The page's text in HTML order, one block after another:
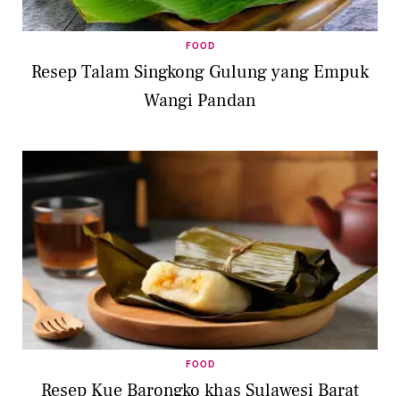
FOOD
Resep Talam Singkong Gulung yang Empuk
Wangi Pandan
FOOD
Resep Kue Barongko khas Sulawesi Barat